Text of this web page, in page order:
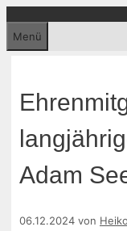
springen
Menü
Adam
06.12.2024 von